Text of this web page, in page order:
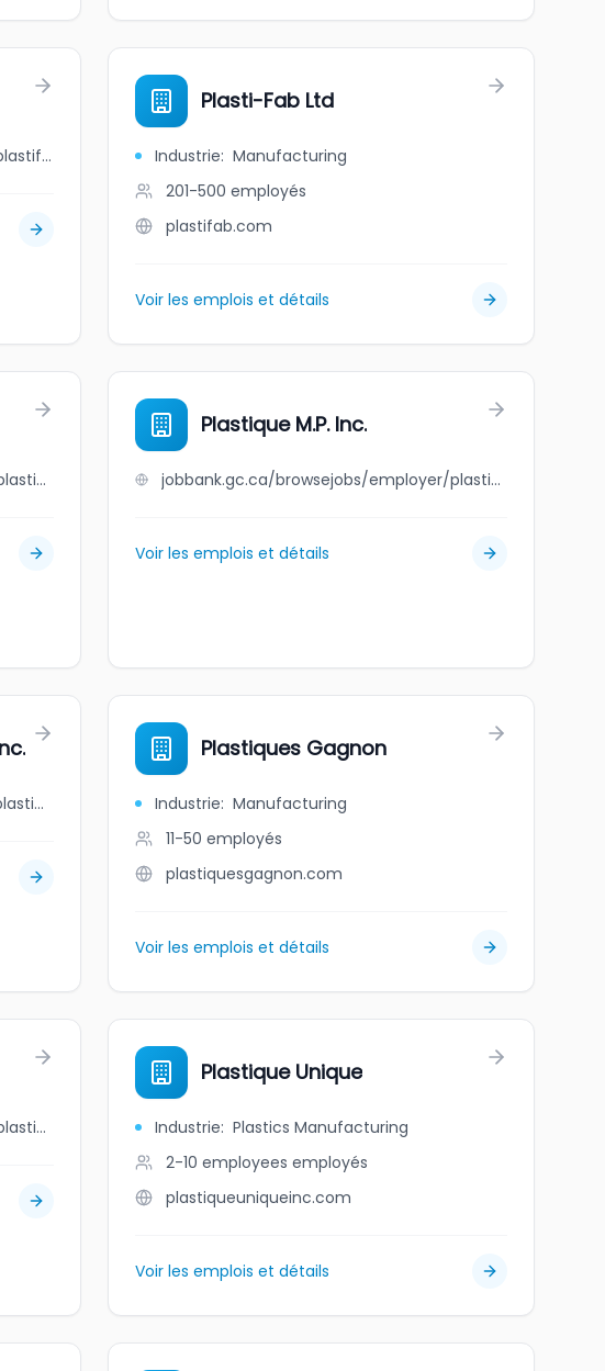
jobbank.gc.ca/browsejobs/employer/plastifab+industries+inc./ca
Plasti-Fab Ltd
Industrie: Manufacturing
201-500 employés
plastifab.com
Voir les emplois et détails
jobbank.gc.ca/browsejobs/employer/plastique+d.c.n.+inc/ca
Plastique M.P. Inc.
jobbank.gc.ca/browsejobs/employer/plastique+m.p.+inc./ca
Voir les emplois et détails
jobbank.gc.ca/browsejobs/employer/plastiques+berry+canada+inc./ca
Plastiques Gagnon
Industrie: Manufacturing
11-50 employés
plastiquesgagnon.com
Voir les emplois et détails
jobbank.gc.ca/browsejobs/employer/plastiques+gpr+inc./ca
Plastique Unique
Industrie: Plastics Manufacturing
2-10 employees employés
plastiqueuniqueinc.com
Voir les emplois et détails